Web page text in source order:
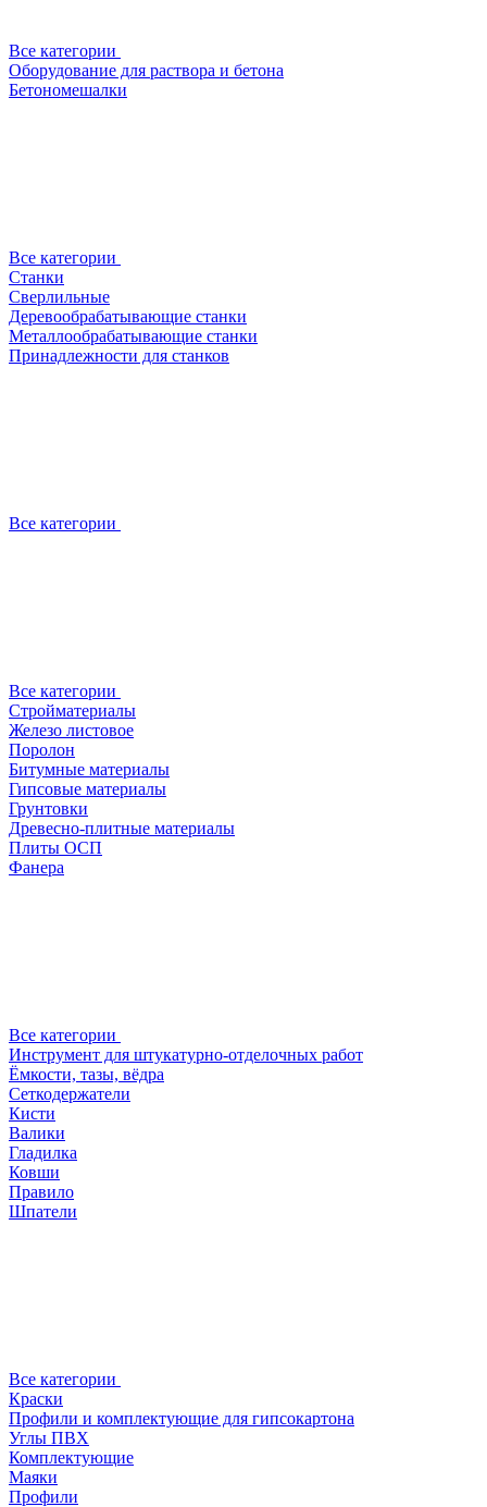
Все категории
Оборудование для раствора и бетона
Бетономешалки
Все категории
Станки
Сверлильные
Деревообрабатывающие станки
Металлообрабатывающие станки
Принадлежности для станков
Все категории
Все категории
Стройматериалы
Железо листовое
Поролон
Битумные материалы
Гипсовые материалы
Грунтовки
Древесно-плитные материалы
Плиты ОСП
Фанера
Все категории
Инструмент для штукатурно-отделочных работ
Ёмкости, тазы, вёдра
Сеткодержатели
Кисти
Валики
Гладилка
Ковши
Правило
Шпатели
Все категории
Краски
Профили и комплектующие для гипсокартона
Углы ПВХ
Комплектующие
Маяки
Профили